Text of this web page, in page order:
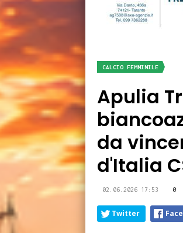
CALCIO FEMMINILE
Apulia
da
d'Italia
02.06.2026 17:53 0
Twitter